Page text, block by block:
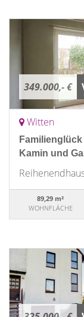
349.000,- €
Witten
Kamin und
89,29 m²
WOHNFLÄCHE